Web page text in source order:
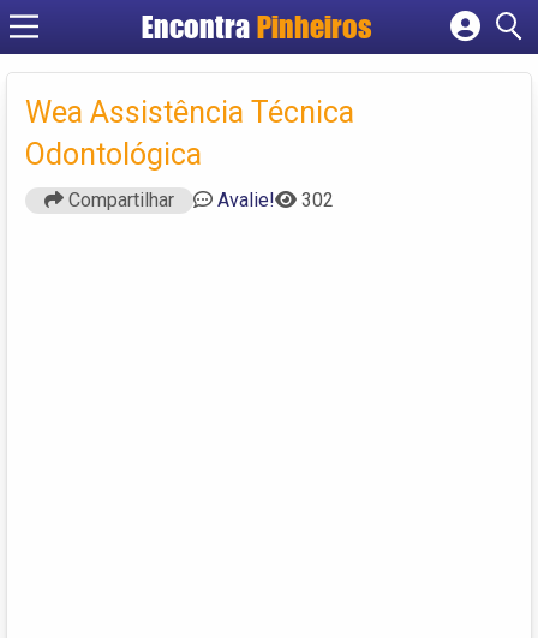
EncontraPinheiros
Cadastrar empresa
Criar conta
Wea Assistência Técnica
Odontológica
Compartilhar Avalie! 302